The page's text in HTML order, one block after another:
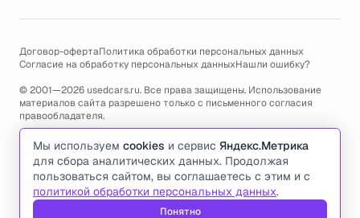
Договор-офертаПолитика обработки персональных данных
Согласие на обработку персональных данныхНашли ошибку?
© 2001—2026 usedcars.ru. Все права защищены. Использование
материалов сайта разрешено только с письменного согласия
правообладателя.
Пользуясь сайтом, вы соглашаетесь с использованием cookies и
политикой обработки персональных данных.
По всем вопросам связанным с работой сайта, ошибками, глюками
и проблемами обращайтесь по адресу электронной почты
support@usedcars.ruили пишите в телеграм@usedcarsru_support
Мы используем cookies и сервис Яндекс.Метрика
для сбора аналитических данных. Продолжая
пользоваться сайтом, вы соглашаетесь с этим и с
политикой обработки персональных данных.
Понятно